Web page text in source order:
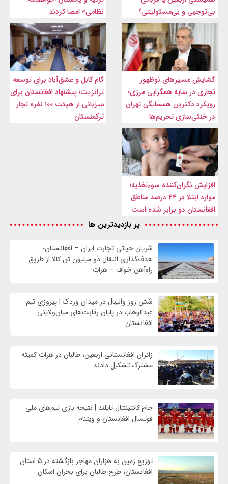
بی‌توجهی و بی‌مسئولیتی؟
نظامی» امضا کردند
گشایش مسیرهای نوظهور
تجاری در سایه همگرایی مرزی؛
رویکرد دکترین همسایگی تهران
در خنثی‌سازی تحریم‌ها
گام کابل و عشق‌آباد برای توسعه
ترانزیت؛ پیشنهاد افغانستان برای
میزبانی از هیئت ۱۰۰ نفره تجار
ترکمنستان
افزایش نگران‌کننده سوءتغذیه؛
موارد ابتلا در ۴۴ درصد مناطق
افغانستان دو برابر شده است
پر بازدیدترین ها
شریان حیاتی تجارت ایران – افغانستان؛
هدف‌گذاری انتقال دو میلیون تن کالا از طریق
راه‌آهن خواف – هرات
شش روز والیبال در میدان وردک | پیروزی تیم
عبدالوهاب در پایان رقابت‌های میان‌ولایتی
افغانستان
زائران افغانستانی اربعین؛ طالبان در هرات کمیته
مشترک تشکیل دادند
جام کانتیننتال تایلند | نتیجه بازی تیم‌های ملی
فوتسال افغانستان و ویتنام
توزیع زمین به هزاران مهاجر بازگشته در ۵ استان
افغانستان؛ طرح طالبان برای بحران اسکان